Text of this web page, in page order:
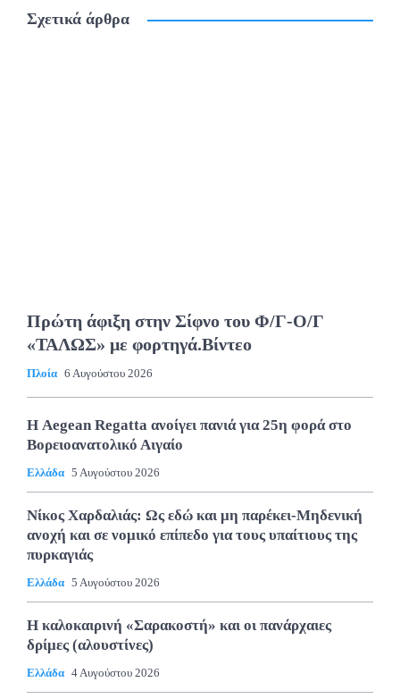
Σχετικά άρθρα
Πρώτη άφιξη στην Σίφνο του Φ/Γ-Ο/Γ
«ΤΑΛΩΣ» με φορτηγά.Βίντεο
Πλοία 6 Αυγούστου 2026
Η Aegean Regatta ανοίγει πανιά για 25η φορά στο
Βορειοανατολικό Αιγαίο
Ελλάδα 5 Αυγούστου 2026
Νίκος Χαρδαλιάς: Ως εδώ και μη παρέκει-Μηδενική
ανοχή και σε νομικό επίπεδο για τους υπαίτιους της
πυρκαγιάς
Ελλάδα 5 Αυγούστου 2026
Η καλοκαιρινή «Σαρακοστή» και οι πανάρχαιες
δρίμες (αλουστίνες)
Ελλάδα 4 Αυγούστου 2026